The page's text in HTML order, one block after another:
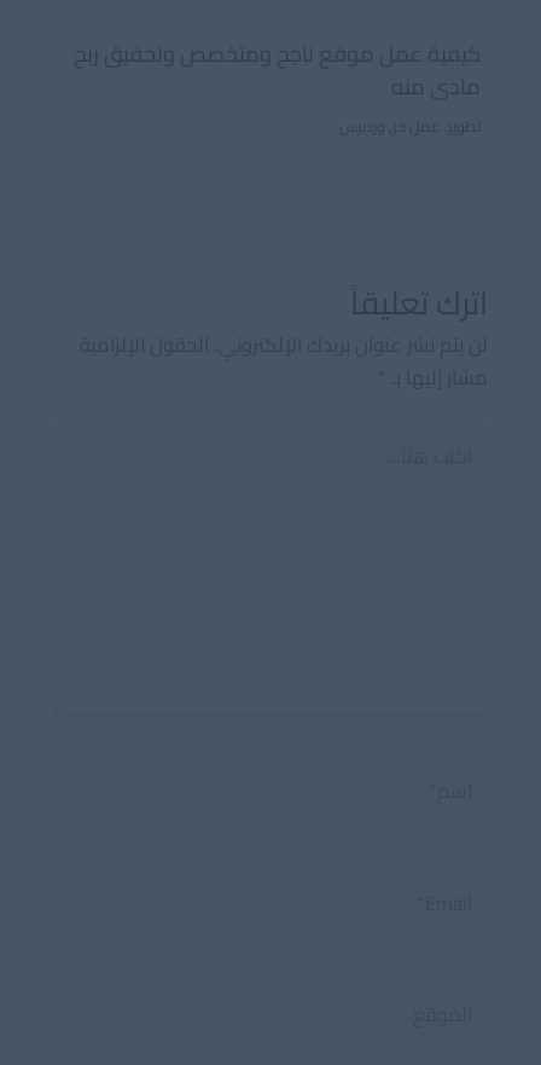
كيفية عمل موقع ناجح ومتخصص وتحقيق ربح
مادى منه
تطوير عمل حر وردبرس
اترك تعليقاً